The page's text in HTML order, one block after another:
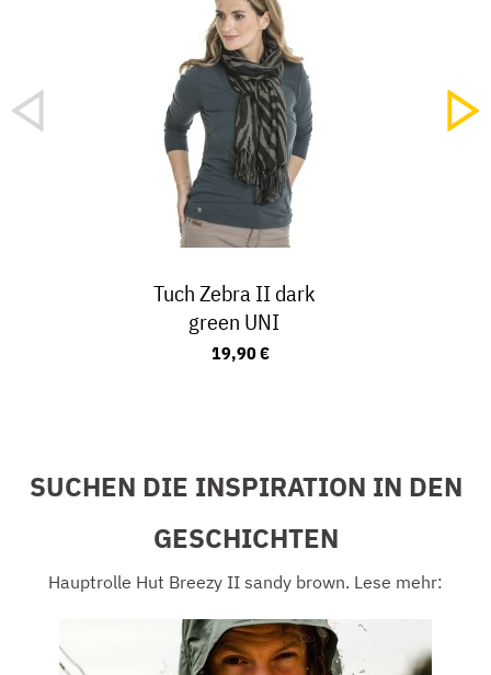
Tuch Zebra II dark
green UNI
19,90 €
SUCHEN DIE INSPIRATION IN DEN
GESCHICHTEN
Hauptrolle Hut Breezy II sandy brown. Lese mehr: